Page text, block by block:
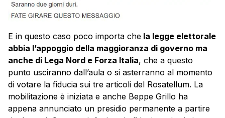
E in questo caso poco importa che la legge elettorale
abbia l’appoggio della maggioranza di governo ma
anche di Lega Nord e Forza Italia, che a questo
punto usciranno dall’aula o si asterranno al momento
di votare la fiducia sui tre articoli del Rosatellum. La
mobilitazione è iniziata e anche Beppe Grillo ha
appena annunciato un presidio permanente a partire